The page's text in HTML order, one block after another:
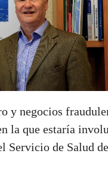
y negocios
la que estaría
Servicio de Salud de